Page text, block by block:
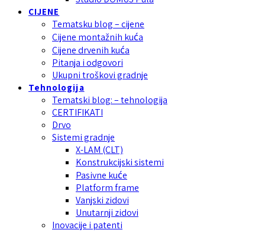
CIJENE
Tematsku blog – cijene
Cijene montažnih kuća
Cijene drvenih kuća
Pitanja i odgovori
Ukupni troškovi gradnje
Tehnologija
Tematski blog: – tehnologija
CERTIFIKATI
Drvo
Sistemi gradnje
X-LAM (CLT)
Konstrukcijski sistemi
Pasivne kuće
Platform frame
Vanjski zidovi
Unutarnji zidovi
Inovacije i patenti